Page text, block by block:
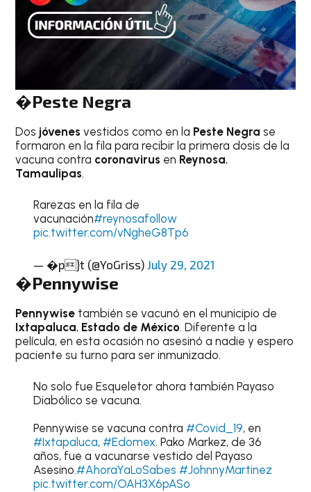
�Peste Negra
Dos jóvenesvestidos como en la Peste Negrase
formaron en la fila para recibir la primera dosis de la
vacuna contra coronavirus en Reynosa,
Tamaulipas.
Rarezas en la fila de
vacunación#reynosafollow
pic.twitter.com/vNgheG8Tp6
— �p}t (@YoGriss) July 29, 2021
�Pennywise
Pennywise también se vacunó en el municipio de
Ixtapaluca, Estado de México. Diferente a la
película, en esta ocasión no asesinó a nadie y espero
paciente su turno para ser inmunizado.
No solo fue Esqueletor ahora también Payaso
Diabólico se vacuna.
Pennywise se vacuna contra #Covid_19, en
#Ixtapaluca, #Edomex. Pako Markez, de 36
años, fue a vacunarse vestido del Payaso
Asesino.#AhoraYaLoSabes #JohnnyMartinez
pic.twitter.com/OAH3X6pASo